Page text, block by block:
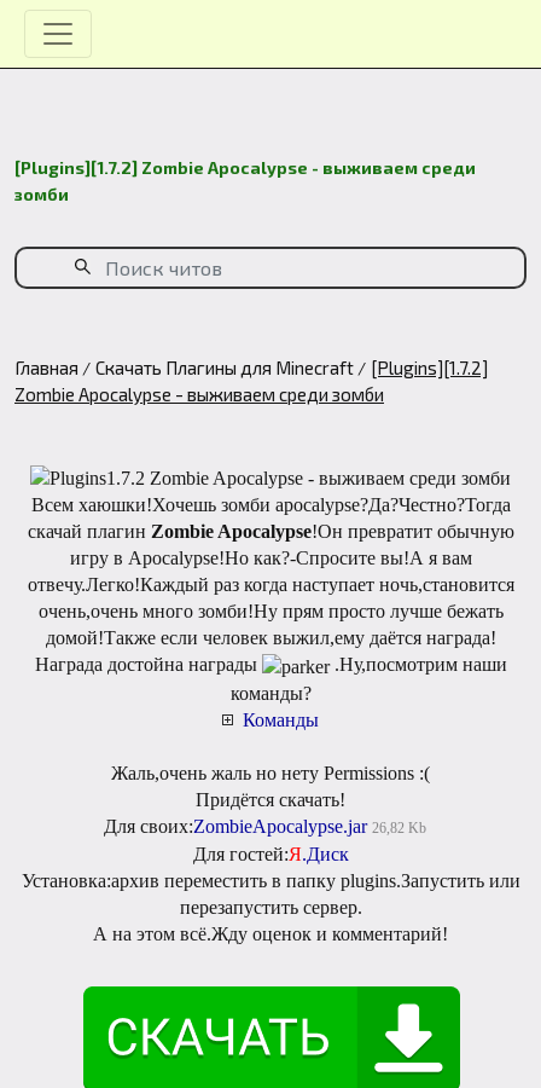
[Plugins][1.7.2] Zombie Apocalypse - выживаем среди
зомби
Главная Скачать Плагины для Minecraft
[Plugins][1.7.2]
Zombie Apocalypse - выживаем среди зомби
Всем хаюшки!Хочешь зомби apocalypse?Да?Честно?Тогда
скачай плагин Zombie Apocalypse!Он превратит обычную
игру в Apocalypse!Но как?-Спросите вы!А я вам
отвечу.Легко!Каждый раз когда наступает ночь,становится
очень,очень много зомби!Ну прям просто лучше бежать
домой!Также если человек выжил,ему даётся награда!
Награда достойна награды
.Ну,посмотрим наши
команды?
Команды
Жаль,очень жаль но нету Permissions :(
Придётся скачать!
Для своих:ZombieApocalypse.jar 26,82 Kb
Для гостей:Я.Диск
Установка:архив переместить в папку plugins.Запустить или
перезапустить сервер.
А на этом всё.Жду оценок и комментарий!